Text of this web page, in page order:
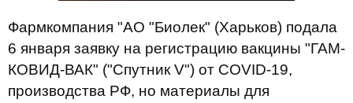
Фармкомпания "АО "Биолек" (Харьков) подала
6 января заявку на регистрацию вакцины "ГАМ-
КОВИД-ВАК" ("Спутник V") от COVID-19,
производства РФ, но материалы для